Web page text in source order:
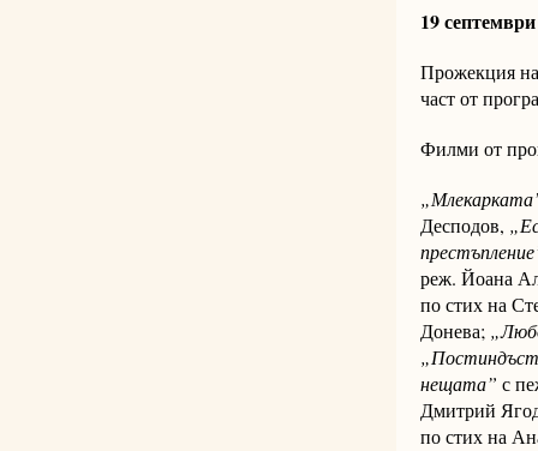
19
Прожекция
част от
Филми от
Десподов,
реж. Йоана
по стих на
Донева;
нещата” с
Дмитрий
по стих на